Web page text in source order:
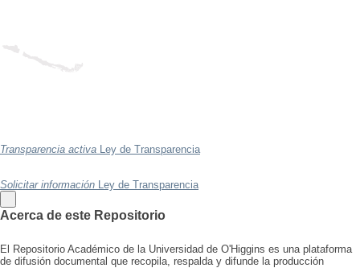
Transparencia activa Ley de Transparencia
Solicitar información Ley de Transparencia
Acerca de este Repositorio
El Repositorio Académico de la Universidad de O'Higgins es una plataforma
de difusión documental que recopila, respalda y difunde la producción